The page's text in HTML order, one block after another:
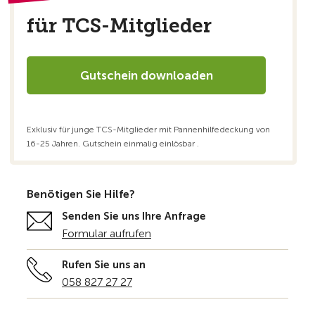
für TCS-Mitglieder
Gutschein downloaden
Exklusiv für junge TCS-Mitglieder mit Pannenhilfedeckung von
16-25 Jahren. Gutschein einmalig einlösbar .
Benötigen Sie Hilfe?
Senden Sie uns Ihre Anfrage
Formular aufrufen
Rufen Sie uns an
058 827 27 27